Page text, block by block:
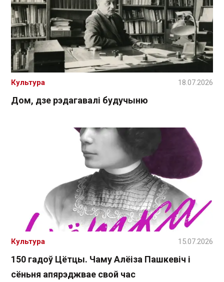
Дом, дзе рэдагавалі будучыню
Культура 18.07.2026
150 гадоў Цётцы. Чаму Алёіза Пашкевіч і
сёньня апярэджвае свой час
Культура 15.07.2026